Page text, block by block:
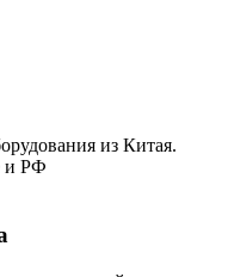
из Китая.
и РФ